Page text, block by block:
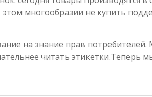
многообразии не купить
на знание прав
читать этикетки.Теперь